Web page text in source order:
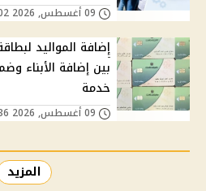
بين إضافة الأبناء
خدمة
المزيد